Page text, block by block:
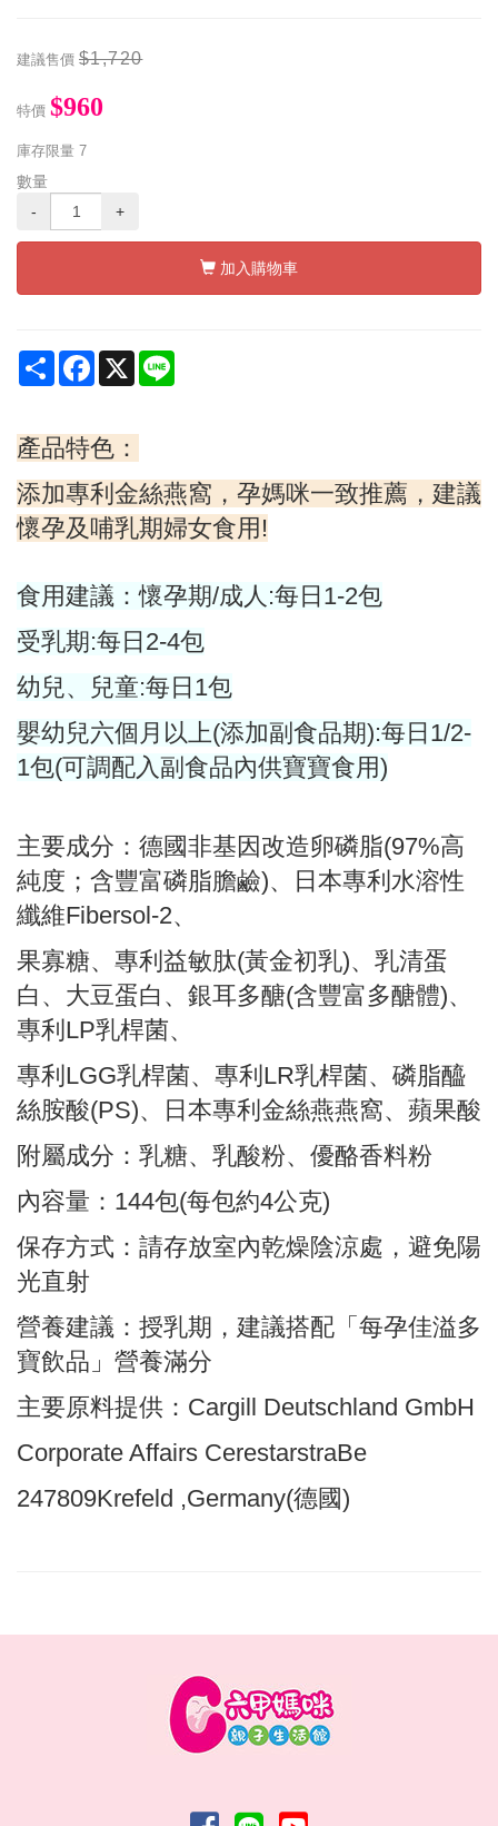
建議售價 $1,720
特價 $960
庫存限量 7
數量
-
+
加入購物車
Share Facebook
X
產品特色：
添加專利金絲燕窩，孕媽咪一致推薦，建議
懷孕及哺乳期婦女食用 !
食用建議：懷孕期/成人 :每日 1-2包
受乳期:每日 2-4包
幼兒、兒童:每日 1包
嬰幼兒六個月以上(添加副食品期):每日 1/2-
1包(可調配入副食品內供寶寶食用)
主要成分：德國非基因改造卵磷脂(97%高
純度；含豐富磷脂膽鹼)、日本專利水溶性
纖維Fibersol-2、
果寡糖、專利益敏肽(黃金初乳)、乳清蛋
白、大豆蛋白、銀耳多醣(含豐富多醣體)、
專利 LP乳桿菌、
專利 LGG乳桿菌、專利 LR乳桿菌、磷脂醯
絲胺酸(PS)、日本專利金絲燕燕窩、蘋果酸
附屬成分：乳糖、乳酸粉、優酪香料粉
內容量： 144包(每包約4公克)
保存方式：請存放室內乾燥陰涼處，避免陽
光直射
營養建議：授乳期，建議搭配「每孕佳溢多
寶飲品」營養滿分
主要原料提供： Cargill Deutschland GmbH
Corporate Affairs CerestarstraBe
247809Krefeld ,Germany(德國)